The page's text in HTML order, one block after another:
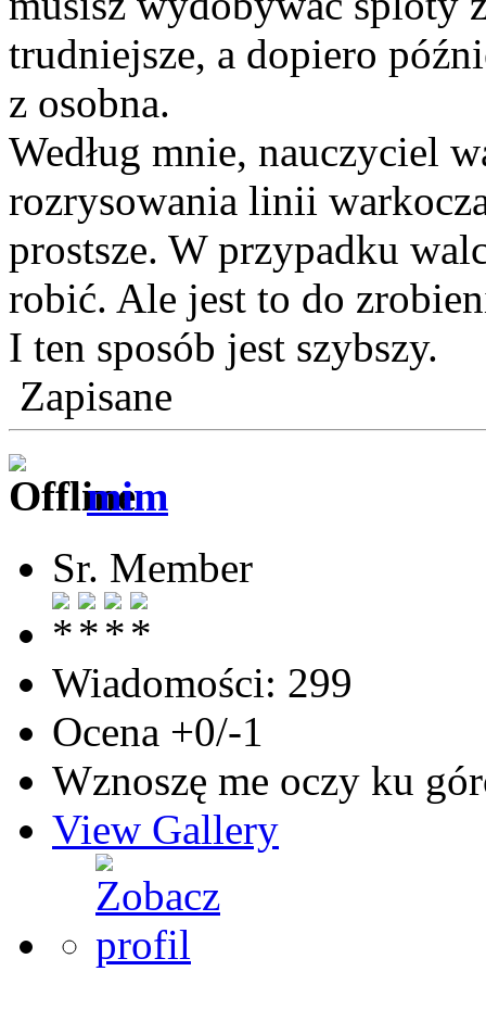
trudniejsze, a dopiero
z osobna.
Według mnie, nauczyciel
rozrysowania linii
prostsze. W przypadku
robić. Ale jest to do
I ten sposób jest szybszy.
Zapisane
mim
Sr. Member
Wiadomości: 299
Ocena +0/-1
Wznoszę me oczy ku
View Gallery